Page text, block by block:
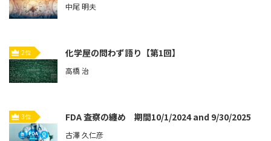
中尾 明夫
2位 化学屋の問わず語り【第1回】
高橋 治
3位 FDA 査察の纏め 期間10/1/2024 and 9/30/2025
古澤 久仁彦